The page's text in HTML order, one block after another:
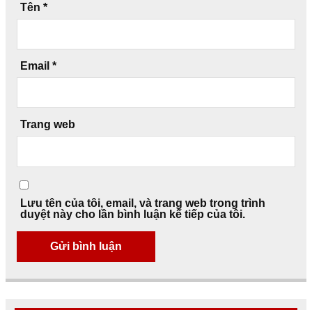
Tên *
Email *
Trang web
Lưu tên của tôi, email, và trang web trong trình
duyệt này cho lần bình luận kế tiếp của tôi.